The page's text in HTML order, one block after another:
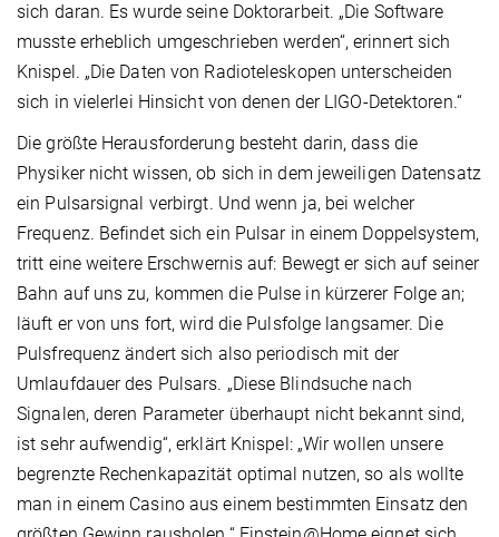
sich daran. Es wurde seine Doktorarbeit. „Die Software
musste erheblich umgeschrieben werden“, erinnert sich
Knispel. „Die Daten von Radioteleskopen unterscheiden
sich in vielerlei Hinsicht von denen der LIGO-Detektoren.“
Die größte Herausforderung besteht darin, dass die
Physiker nicht wissen, ob sich in dem jeweiligen Datensatz
ein Pulsarsignal verbirgt. Und wenn ja, bei welcher
Frequenz. Befindet sich ein Pulsar in einem Doppelsystem,
tritt eine weitere Erschwernis auf: Bewegt er sich auf seiner
Bahn auf uns zu, kommen die Pulse in kürzerer Folge an;
läuft er von uns fort, wird die Pulsfolge langsamer. Die
Pulsfrequenz ändert sich also periodisch mit der
Umlaufdauer des Pulsars. „Diese Blindsuche nach
Signalen, deren Parameter überhaupt nicht bekannt sind,
ist sehr aufwendig“, erklärt Knispel: „Wir wollen unsere
begrenzte Rechenkapazität optimal nutzen, so als wollte
man in einem Casino aus einem bestimmten Einsatz den